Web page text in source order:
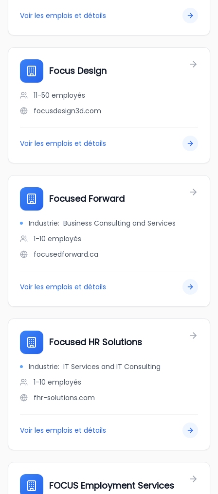
Voir les emplois et détails
Focus Design
11-50 employés
focusdesign3d.com
Voir les emplois et détails
Focused Forward
Industrie: Business Consulting and Services
1-10 employés
focusedforward.ca
Voir les emplois et détails
Focused HR Solutions
Industrie: IT Services and IT Consulting
1-10 employés
fhr-solutions.com
Voir les emplois et détails
FOCUS Employment Services